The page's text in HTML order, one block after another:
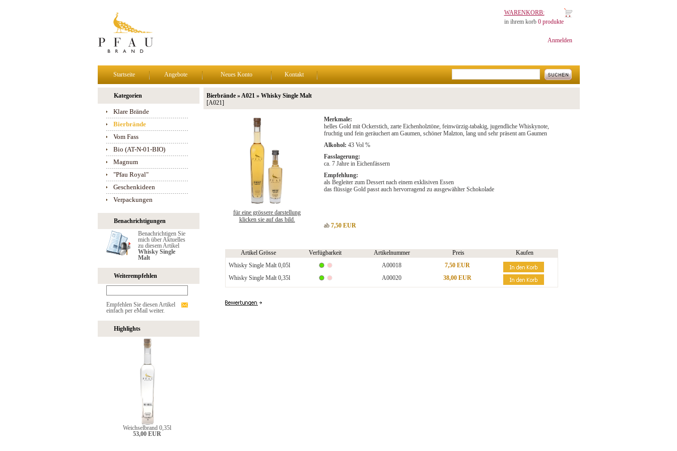
WARENKORB:
in ihrem korb 0 produkte
Anmelden
Startseite Angebote Neues Konto Kontakt
Kategorien
Klare Brände
Bierbrände
Vom Fass
Bio (AT-N-01-BIO)
Magnum
"Pfau Royal"
Geschenkideen
Verpackungen
Benachrichtigungen
Benachrichtigen Sie
mich über Aktuelles
zu diesem Artikel
Whisky Single
Malt
Weiterempfehlen
Empfehlen Sie diesen Artikel
einfach per eMail weiter.
Highlights
Weichselbrand 0,35l
53,00 EUR
Bierbrände » A021 » Whisky Single Malt
[A021]
für eine grössere darstellung
klicken sie auf das bild.
Merkmale:
helles Gold mit Ockerstich, zarte Eichenholztöne, feinwürzig-tabakig, jugendliche Whiskynote,
fruchtig und fein geräuchert am Gaumen, schöner Malzton, lang und sehr präsent am Gaumen
Alkohol: 43 Vol %
Fasslagerung:
ca. 7 Jahre in Eichenfässern
Empfehlung:
als Begleiter zum Dessert nach einem exklisiven Essen
das flüssige Gold passt auch hervorragend zu ausgewählter Schokolade
ab 7,50 EUR
Artikel Grösse Verfügbarkeit Artikelnummer Preis
Kaufen
Whisky Single Malt 0,05l
A00018
7,50 EUR
Whisky Single Malt 0,35l
A00020 38,00 EUR